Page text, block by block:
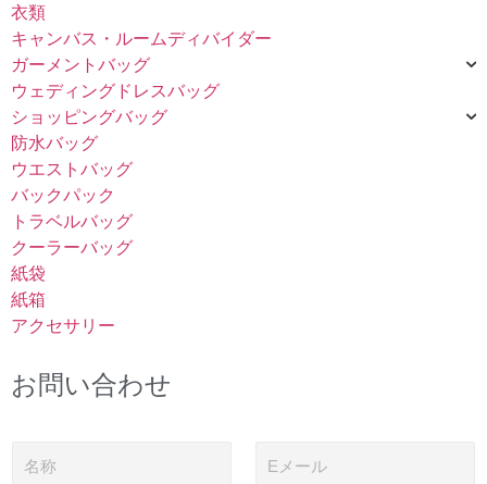
衣類
キャンバス・ルームディバイダー
ガーメントバッグ
ウェディングドレスバッグ
ショッピングバッグ
防水バッグ
ウエストバッグ
バックパック
トラベルバッグ
クーラーバッグ
紙袋
紙箱
アクセサリー
お問い合わせ
称
子